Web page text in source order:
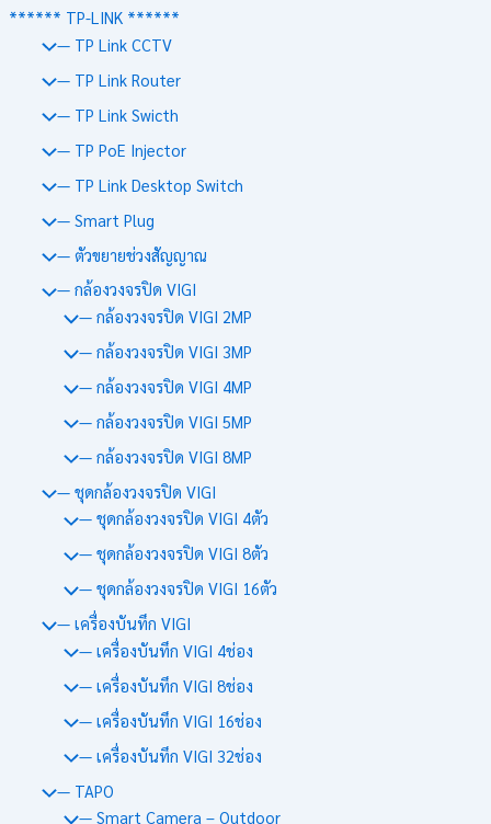
****** TP-LINK ******
— TP Link CCTV
— TP Link Router
— TP Link Swicth
— TP PoE Injector
— TP Link Desktop Switch
— Smart Plug
— ตัวขยายช่วงสัญญาณ
— กล้องวงจรปิด VIGI
— กล้องวงจรปิด VIGI 2MP
— กล้องวงจรปิด VIGI 3MP
— กล้องวงจรปิด VIGI 4MP
— กล้องวงจรปิด VIGI 5MP
— กล้องวงจรปิด VIGI 8MP
— ชุดกล้องวงจรปิด VIGI
— ชุดกล้องวงจรปิด VIGI 4ตัว
— ชุดกล้องวงจรปิด VIGI 8ตัว
— ชุดกล้องวงจรปิด VIGI 16ตัว
— เครื่องบันทึก VIGI
— เครื่องบันทึก VIGI 4ช่อง
— เครื่องบันทึก VIGI 8ช่อง
— เครื่องบันทึก VIGI 16ช่อง
— เครื่องบันทึก VIGI 32ช่อง
— TAPO
— Smart Camera – Outdoor